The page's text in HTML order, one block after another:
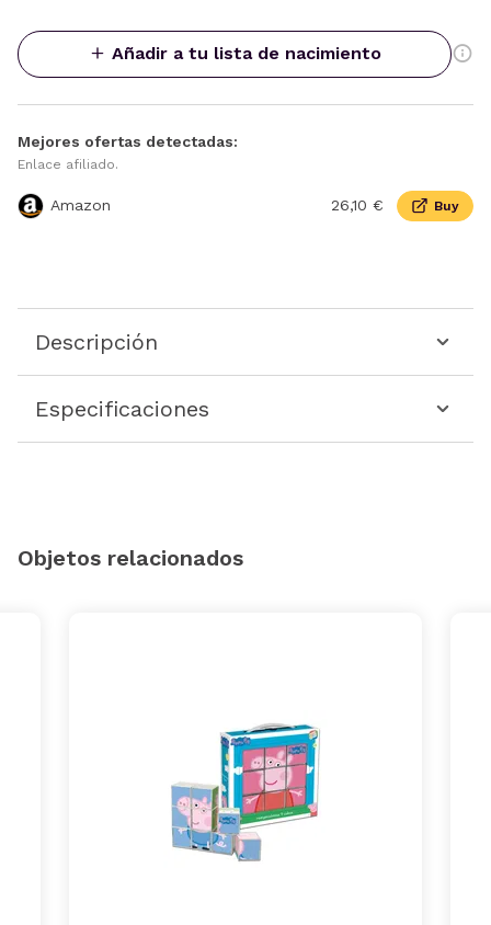
Añadir a tu lista de nacimiento
Mejores ofertas detectadas:
Enlace afiliado.
Amazon 26,10 € Buy
Descripción
Especificaciones
Objetos relacionados